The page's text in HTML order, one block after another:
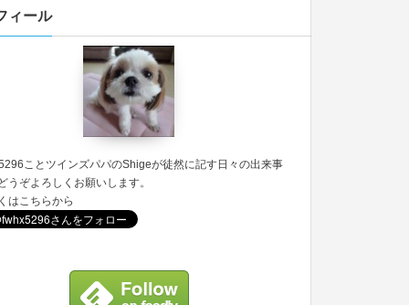
ィール
ことツインズパパのShigeが徒然に記す日々の出来事
うぞよろしくお願いします。
はこちらから